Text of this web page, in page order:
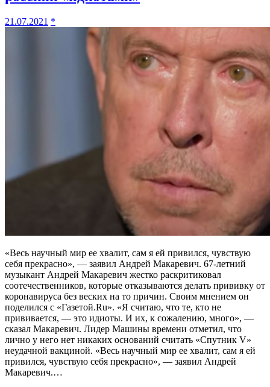
21.07.2021 *
«Весь научный мир ее хвалит, сам я ей привился, чувствую
себя прекрасно», — заявил Андрей Макаревич. 67-летний
музыкант Андрей Макаревич жестко раскритиковал
соотечественников, которые отказываются делать прививку от
коронавируса без веских на то причин. Своим мнением он
поделился с «Газетой.Ru». «Я считаю, что те, кто не
прививается, — это идиоты. И их, к сожалению, много», —
сказал Макаревич. Лидер Машины времени отметил, что
лично у него нет никаких оснований считать «Спутник V»
неудачной вакциной. «Весь научный мир ее хвалит, сам я ей
привился, чувствую себя прекрасно», — заявил Андрей
Макаревич.…